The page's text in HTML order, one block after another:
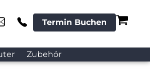
Termin Buchen
Zubehör